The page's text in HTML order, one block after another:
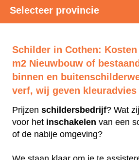
Selecteer provincie
Schilder in Cothen:
m2 Nieuwbouw of
binnen en
verf, wij geven kleuradvies
Prijzen schildersbedrijf? Wat
voor het inschakelen van een
of de nabije omgeving?